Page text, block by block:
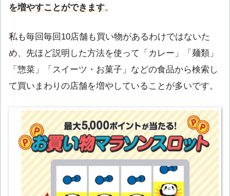
を増やすことができます。
私も毎回毎回10店舗も買い物があるわけではないた
め、先ほど説明した方法を使って「カレー」「麺類」
「惣菜」「スイーツ・お菓子」などの食品から検索し
て買いまわりの店舗を増やしていることが多いです。